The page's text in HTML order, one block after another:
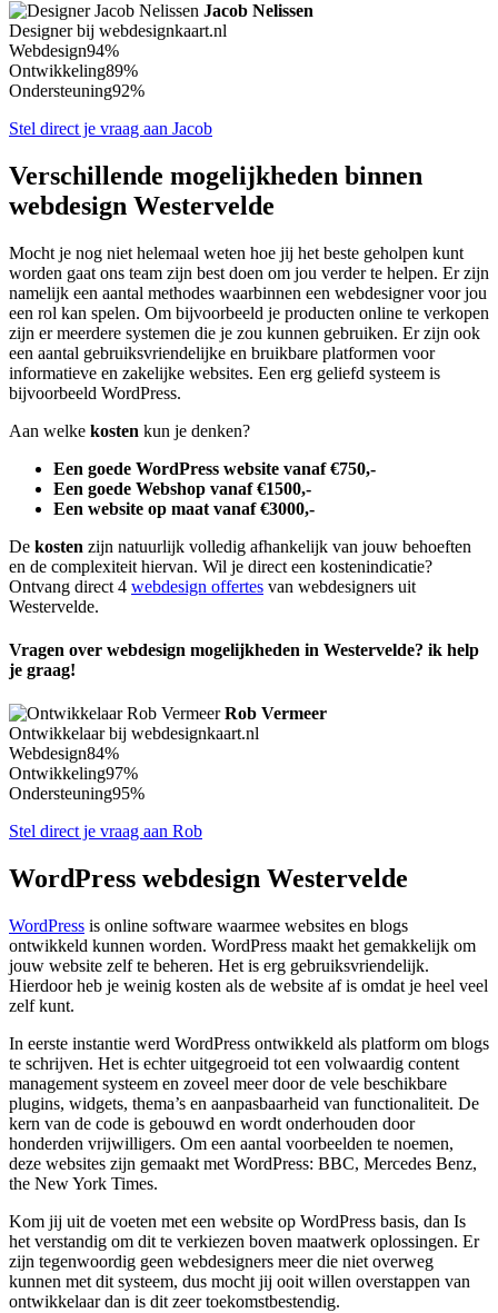
Jacob Nelissen
Designer bij webdesignkaart.nl
Webdesign94%
Ontwikkeling89%
Ondersteuning92%
Stel direct je vraag aan Jacob
Verschillende mogelijkheden binnen
webdesign Westervelde
Mocht je nog niet helemaal weten hoe jij het beste geholpen kunt
worden gaat ons team zijn best doen om jou verder te helpen. Er zijn
namelijk een aantal methodes waarbinnen een webdesigner voor jou
een rol kan spelen. Om bijvoorbeeld je producten online te verkopen
zijn er meerdere systemen die je zou kunnen gebruiken. Er zijn ook
een aantal gebruiksvriendelijke en bruikbare platformen voor
informatieve en zakelijke websites. Een erg geliefd systeem is
bijvoorbeeld WordPress.
Aan welke kosten kun je denken?
Een goede WordPress website vanaf €750,-
Een goede Webshop vanaf €1500,-
Een website op maat vanaf €3000,-
De kosten zijn natuurlijk volledig afhankelijk van jouw behoeften
en de complexiteit hiervan. Wil je direct een kostenindicatie?
Ontvang direct 4 webdesign offertes van webdesigners uit
Westervelde.
Vragen over webdesign mogelijkheden in Westervelde? ik help
je graag!
Rob Vermeer
Ontwikkelaar bij webdesignkaart.nl
Webdesign84%
Ontwikkeling97%
Ondersteuning95%
Stel direct je vraag aan Rob
WordPress webdesign Westervelde
WordPress is online software waarmee websites en blogs
ontwikkeld kunnen worden. WordPress maakt het gemakkelijk om
jouw website zelf te beheren. Het is erg gebruiksvriendelijk.
Hierdoor heb je weinig kosten als de website af is omdat je heel veel
zelf kunt.
In eerste instantie werd WordPress ontwikkeld als platform om blogs
te schrijven. Het is echter uitgegroeid tot een volwaardig content
management systeem en zoveel meer door de vele beschikbare
plugins, widgets, thema’s en aanpasbaarheid van functionaliteit. De
kern van de code is gebouwd en wordt onderhouden door
honderden vrijwilligers. Om een aantal voorbeelden te noemen,
deze websites zijn gemaakt met WordPress: BBC, Mercedes Benz,
the New York Times.
Kom jij uit de voeten met een website op WordPress basis, dan Is
het verstandig om dit te verkiezen boven maatwerk oplossingen. Er
zijn tegenwoordig geen webdesigners meer die niet overweg
kunnen met dit systeem, dus mocht jij ooit willen overstappen van
ontwikkelaar dan is dit zeer toekomstbestendig.